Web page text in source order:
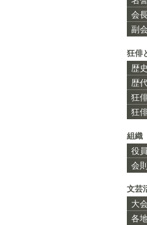
会
副
狂俳
歴史
歴
狂
狂
組織
役員
会則
文芸
大
各